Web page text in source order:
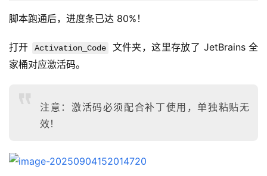
脚本跑通后，进度条已达 80%！
打开 Activation_Code
文件夹，这里存放了 JetBrains 全
家桶对应激活码。
注意：激活码必须配合补丁使用，单独粘贴无
效！